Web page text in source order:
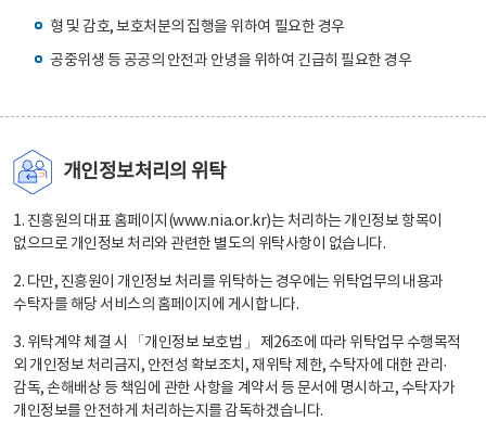
형 및 감호, 보호처분의 집행을 위하여 필요한 경우
공중위생 등 공공의 안전과 안녕을 위하여 긴급히 필요한 경우
개인정보처리의 위탁
1. 진흥원의 대표 홈페이지(www.nia.or.kr)는 처리하는 개인정보 항목이
없으므로 개인정보 처리와 관련한 별도의 위탁사항이 없습니다.
2. 다만, 진흥원이 개인정보 처리를 위탁하는 경우에는 위탁업무의 내용과
수탁자를 해당 서비스의 홈페이지에 게시합니다.
3. 위탁계약 체결 시 「개인정보 보호법」 제26조에 따라 위탁업무 수행목적
외 개인정보 처리금지, 안전성 확보조치, 재위탁 제한, 수탁자에 대한 관리·
감독, 손해배상 등 책임에 관한 사항을 계약서 등 문서에 명시하고, 수탁자가
개인정보를 안전하게 처리하는지를 감독하겠습니다.